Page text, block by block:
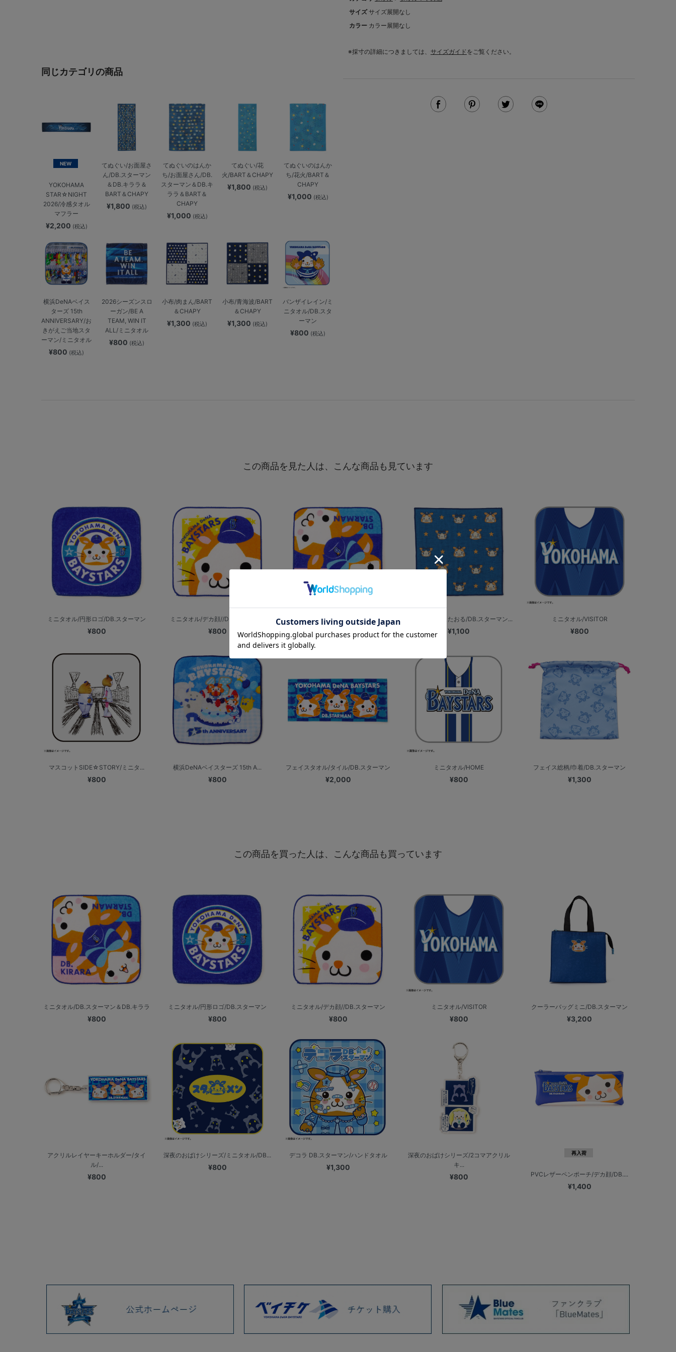
同じカテゴリの商品
NEW
YOKOHAMA
STAR☆NIGHT
2026/冷感タオル
マフラー
¥2,200 (税込)
てぬぐい/お面屋さ
ん/DB.スターマン
＆DB.キララ＆
BART＆CHAPY
¥1,800 (税込)
てぬぐいのはんか
ち/お面屋さん/DB.
スターマン＆DB.キ
ララ＆BART＆
CHAPY
¥1,000 (税込)
てぬぐい/花
火/BART＆CHAPY
¥1,800 (税込)
てぬぐいのはんか
ち/花火/BART＆
CHAPY
¥1,000 (税込)
横浜DeNAベイス
ターズ 15th
ANNIVERSARY/お
きがえご当地スタ
ーマン/ミニタオル
¥800 (税込)
2026シーズンスロ
ーガン/BE A
TEAM, WIN IT
ALL/ミニタオル
¥800 (税込)
小布/肉まん/BART
＆CHAPY
¥1,300 (税込)
小布/青海波/BART
＆CHAPY
¥1,300 (税込)
バンザイレイン/ミ
ニタオル/DB.スタ
ーマン
¥800 (税込)
サイズ サイズ展開なし
カラー カラー展開なし
※採寸の詳細につきましては、 サイズガイドをご覧ください。
この商品を見た人は、こんな商品も見ています
ミニタオル/円形ロゴ/DB.スターマン
¥800
ミニタオル/デカ顔//DB.スターマン
¥800
ミニタオル/DB.スターマン＆DB.キララ
¥800
セミウォッシュたおる/DB.スターマン...
¥1,100
ミニタオル/VISITOR
¥800
マスコットSIDE☆STORY/ミニタ...
¥800
横浜DeNAベイスターズ 15th A...
¥800
フェイスタオル/タイル/DB.スターマン
¥2,000
ミニタオル/HOME
¥800
フェイス総柄/巾着/DB.スターマン
¥1,300
この商品を買った人は、こんな商品も買っています
ミニタオル/DB.スターマン＆DB.キララ
¥800
ミニタオル/円形ロゴ/DB.スターマン
¥800
ミニタオル/デカ顔//DB.スターマン
¥800
ミニタオル/VISITOR
¥800
クーラーバッグミニ/DB.スターマン
¥3,200
アクリルレイヤーキーホルダー/タイ
ル/...
¥800
深夜のおばけシリーズ/ミニタオル/DB...
¥800
デコラ DB.スターマン/ハンドタオル
¥1,300
深夜のおばけシリーズ/2コマアクリル
キ...
¥800
再入荷
PVCレザーペンポーチ/デカ顔/DB....
¥1,400